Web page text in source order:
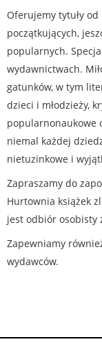
Oferujemy tytuły
początkujących,
popularnych.
wydawnictwach.
gatunków, w tym
dzieci i młodzieży,
popularnonaukowe
niemal każdej
nietuzinkowe i
Zapraszamy do
Hurtownia książek
jest odbiór osobisty
Zapewniamy
wydawców.